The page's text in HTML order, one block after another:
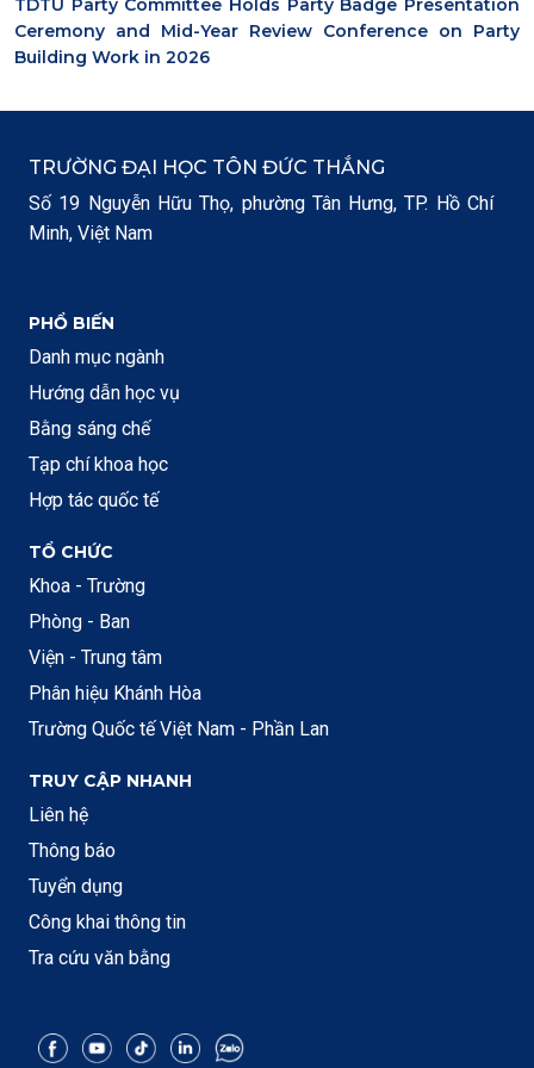
TDTU Party Committee Holds Party Badge Presentation
Ceremony and Mid-Year Review Conference on Party
Building Work in 2026
TRƯỜNG ĐẠI HỌC TÔN ĐỨC THẮNG
Số 19 Nguyễn Hữu Thọ, phường Tân Hưng, TP. Hồ Chí
Minh, Việt Nam
PHỔ BIẾN
Danh mục ngành
Hướng dẫn học vụ
Bằng sáng chế
Tạp chí khoa học
Hợp tác quốc tế
TỔ CHỨC
Khoa - Trường
Phòng - Ban
Viện - Trung tâm
Phân hiệu Khánh Hòa
Trường Quốc tế Việt Nam - Phần Lan
TRUY CẬP NHANH
Liên hệ
Thông báo
Tuyển dụng
Công khai thông tin
Tra cứu văn bằng